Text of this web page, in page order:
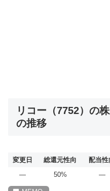
リコー（7752）の
の推移
変更日 総還元性向 配当性
―
50% ―